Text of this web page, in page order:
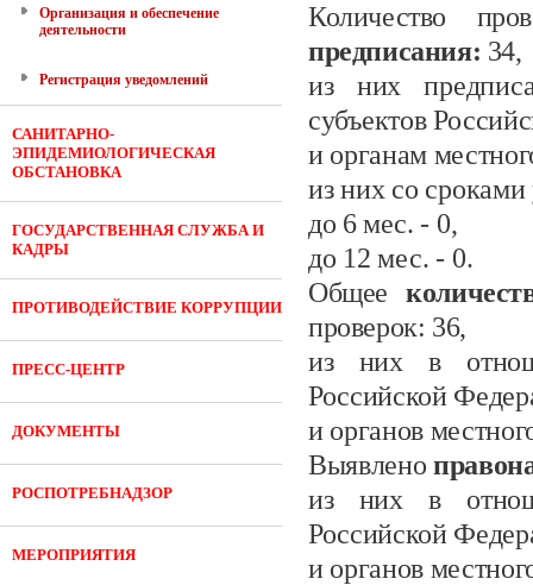
Организация и обеспечение
деятельности
Регистрация уведомлений
САНИТАРНО-
ЭПИДЕМИОЛОГИЧЕСКАЯ
ОБСТАНОВКА
ГОСУДАРСТВЕННАЯ СЛУЖБА И
КАДРЫ
ПРОТИВОДЕЙСТВИЕ КОРРУПЦИИ
ПРЕСС-ЦЕНТР
ДОКУМЕНТЫ
РОСПОТРЕБНАДЗОР
МЕРОПРИЯТИЯ
Количество
предписания: 34,
из них
субъектов
и органам
из них со
до 6мес. - 0,
до 12 мес. - 0.
Общее
проверок: 36,
из них в
Российской
и органов
Выявлено
из них в
Российской
и органов